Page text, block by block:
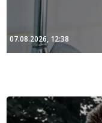
07.08.2026, 12:38